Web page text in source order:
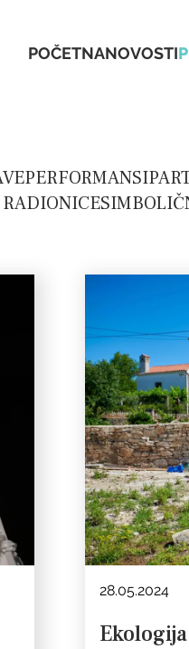
POČETNANOVOSTI
PERFORMANSI
28.05.2024